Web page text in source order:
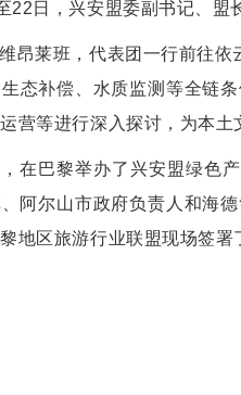
22 日 ， 兴安盟委副书记、盟
昂莱班，代表团一行前往依
态补偿、水质监测等全链条
营等进行深入探讨 ，为本
在 巴黎举办了兴安盟绿色
阿尔山市政府负责人 和海
地区旅游行业联盟现场签署